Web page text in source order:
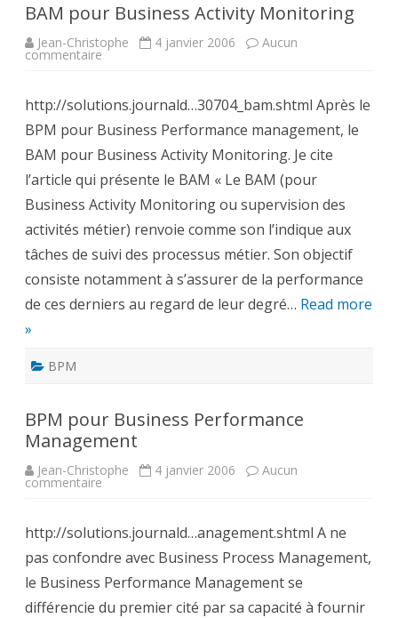
BAM pour Business Activity Monitoring
Jean-Christophe 4 janvier 2006 Aucun
commentaire sur
Activity
Monitoring
http://solutions.journald…30704_bam.shtml Après le
BPM pour Business Performance management, le
BAM pour Business Activity Monitoring. Je cite
l’article qui présente le BAM « Le BAM (pour
Business Activity Monitoring ou supervision des
activités métier) renvoie comme son l’indique aux
tâches de suivi des processus métier. Son objectif
consiste notamment à s’assurer de la performance
de ces derniers au regard de leur degré… Read more
»
BPM
BPM pour Business Performance
Management
Jean-Christophe 4 janvier 2006 Aucun
commentaire sur
Performance
Management
http://solutions.journald…anagement.shtml A ne
pas confondre avec Business Process Management,
le Business Performance Management se
différencie du premier cité par sa capacité à fournir